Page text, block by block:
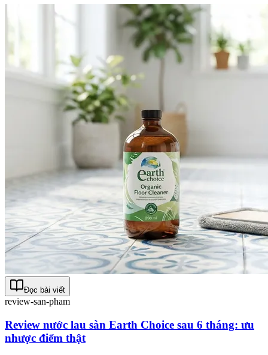
Đọc bài viết
review-san-pham
Review nước lau sàn Earth Choice sau 6 tháng: ưu
nhược điểm thật